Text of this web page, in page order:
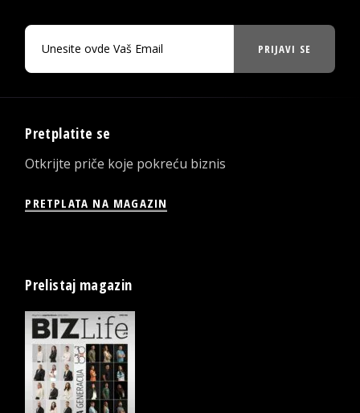
PRIJAVI SE
Pretplatite se
Otkrijte priče koje pokreću biznis
PRETPLATA NA MAGAZIN
Prelistaj magazin